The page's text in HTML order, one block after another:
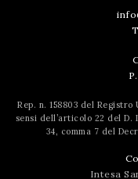
Rep. n. 158803 del
sensi dell’articolo 22 del D.
34, comma 7 del
Intesa